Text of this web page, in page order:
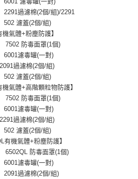
過濾棉(2個/組)/2291
濾蓋(2個/組)
機氣體+粉塵防護】
防毒面罩(1個)
濾毒罐(一對)
過濾棉(2個/組)
濾蓋(2個/組)
機氣體+高階顆粒物防護】
防毒面罩(1個)
濾毒罐(一對)
過濾棉(2個/組)
濾蓋(2個/組)
有機氣體+粉塵防護】
防毒面罩(1個)
濾毒罐(一對)
過濾棉(2個/組)